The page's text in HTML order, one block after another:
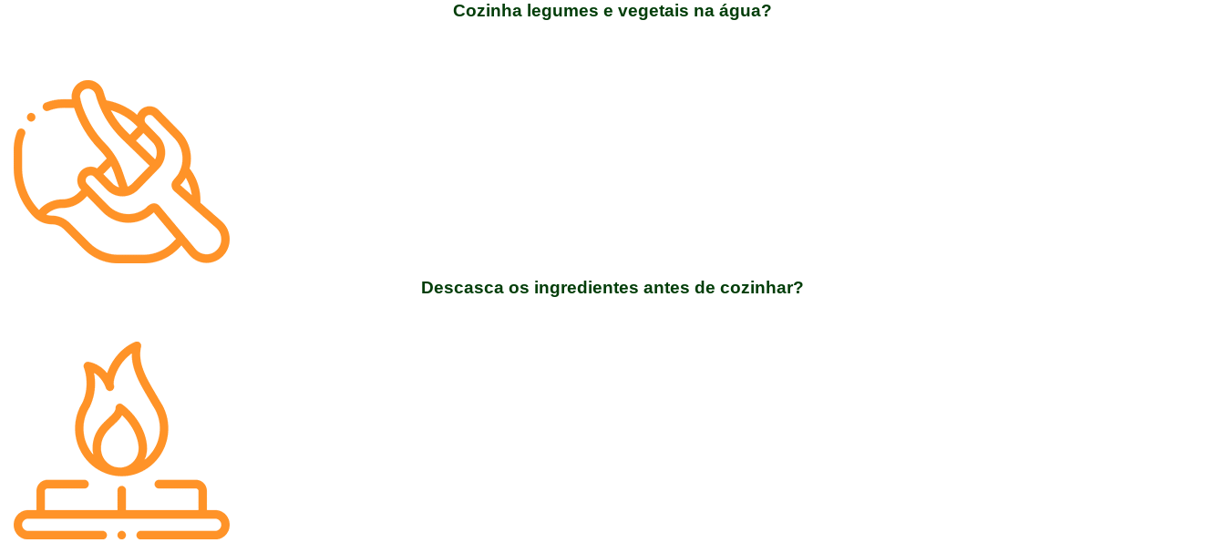
Cozinha legumes e vegetais na água?
Descasca os ingredientes antes de cozinhar?